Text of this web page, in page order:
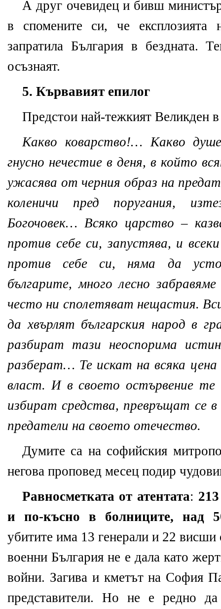
А друг очевидец и бивш
в спомените си, че експлозията
запратила България в бездната.
осъзнаят.
5. Кървавият епилог
Предстои най-тежкият Великден в
Какво коварство!… Какво
гнусно нечестие в деня, в който
ужасява от черния образ на
коленичи пред поругания,
Богочовек… Всяко царство –
против себе си, запустява, и
против себе си, няма да
българите, много лесно
често ни сполетяват нещастия.
да хвърлят българския народ в
разбират тази неоспорима
разберат… Те искат на всяка
власт. И в своето остървение те
избират средства, превръщат се в
предатели на своето отечество.
Думите са на софийския
негова проповед месец подир
Равносметката от атентата:
и по-късно в болниците, над
убитите има 13 генерали и 22
военни България не е дала като
войни. Загива и кметът на София
представители. Но не е редно